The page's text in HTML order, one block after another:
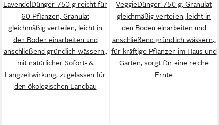
LavendelDünger 750 g reicht für
60 Pflanzen, Granulat
gleichmäßig verteilen, leicht in
den Boden einarbeiten und
anschließend gründlich wässern.,
mit natürlicher Sofort- &
Langzeitwirkung, zugelassen für
den ökologischen Landbau
VeggieDünger 750 g, Granulat
gleichmäßig verteilen, leicht in
den Boden einarbeiten und
anschließend gründlich wässern.,
für kräftige Pflanzen im Haus und
Garten, sorgt für eine reiche
Ernte